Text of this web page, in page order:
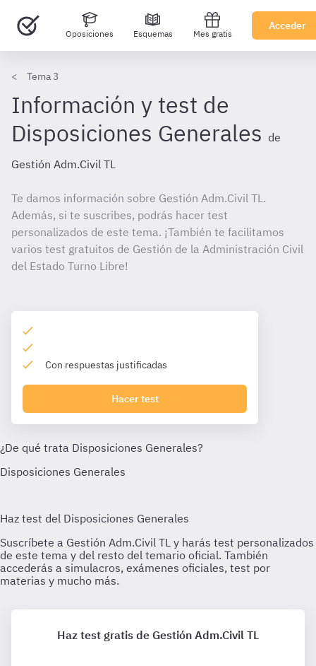
Oposiciones Esquemas Mes gratis
Acceder
Tema 3
Información y test de
Disposiciones Generales de
Gestión Adm.Civil TL
Te damos información sobre Gestión Adm.Civil TL.
Además, si te suscribes, podrás hacer test
personalizados de este tema. ¡También te facilitamos
varios test gratuitos de Gestión de la Administración Civil
del Estado Turno Libre!
Con respuestas justificadas
Hacer test
Haz test gratis de Gestión Adm.Civil TL